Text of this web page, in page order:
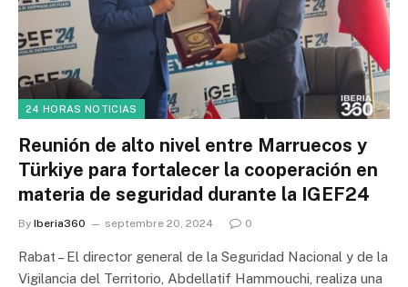
24 HORAS NOTICIAS
Reunión de alto nivel entre Marruecos y
Türkiye para fortalecer la cooperación en
materia de seguridad durante la IGEF24
By Iberia360 septembre 20, 2024 0
Rabat – El director general de la Seguridad Nacional y de la
Vigilancia del Territorio, Abdellatif Hammouchi, realiza una